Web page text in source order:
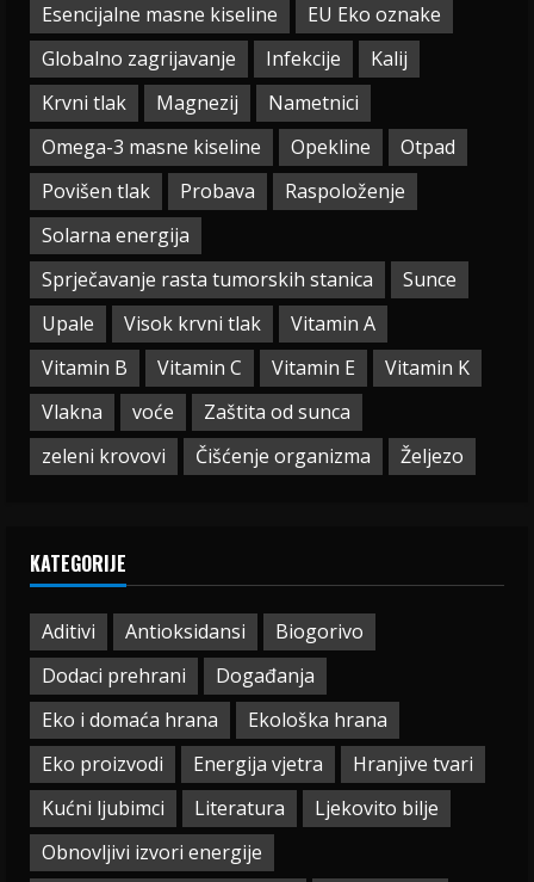
Esencijalne masne kiseline
EU Eko oznake
Globalno zagrijavanje
Infekcije
Kalij
Krvni tlak
Magnezij
Nametnici
Omega-3 masne kiseline
Opekline
Otpad
Povišen tlak
Probava
Raspoloženje
Solarna energija
Sprječavanje rasta tumorskih stanica
Sunce
Upale
Visok krvni tlak
Vitamin A
Vitamin B
Vitamin C Vitamin E
Vitamin K
Vlakna
voće
Zaštita od sunca
zeleni krovovi
Čišćenje organizma Željezo
KATEGORIJE
Aditivi Antioksidansi
Biogorivo
Dodaci prehrani
Događanja
Eko i domaća hrana
Ekološka hrana
Eko proizvodi
Energija vjetra
Hranjive tvari
Kućni ljubimci
Literatura
Ljekovito bilje
Obnovljivi izvori energije